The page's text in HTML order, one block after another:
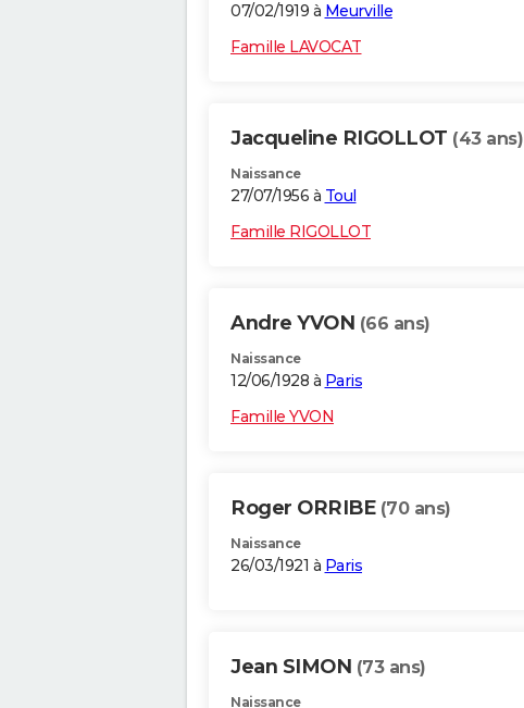
07/02/1919 à Meurville
Famille LAVOCAT
Jacqueline RIGOLLOT (43 ans)
Naissance
27/07/1956 à Toul
Famille RIGOLLOT
Andre YVON (66 ans)
Naissance
12/06/1928 à Paris
Famille YVON
Roger ORRIBE (70 ans)
Naissance
26/03/1921 à Paris
Jean SIMON (73 ans)
Naissance